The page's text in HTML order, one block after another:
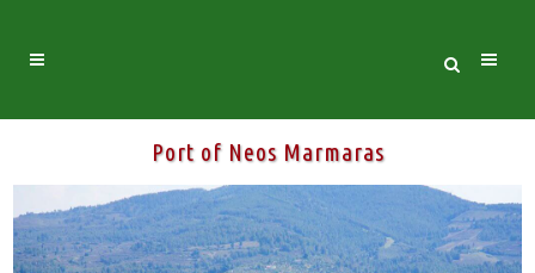
Port of Neos Marmaras